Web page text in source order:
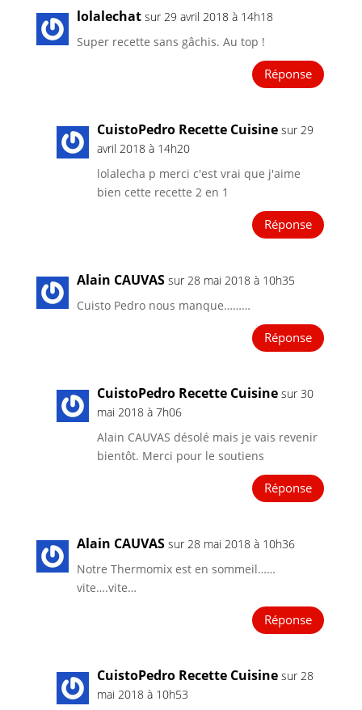
lolalechat sur 29 avril 2018 à 14h18
Super recette sans gâchis. Au top !
Réponse
CuistoPedro Recette Cuisine sur 29
avril 2018 à 14h20
lolalecha p merci c'est vrai que j'aime
bien cette recette 2 en 1
Réponse
Alain CAUVAS sur 28 mai 2018 à 10h35
Cuisto Pedro nous manque………
Réponse
CuistoPedro Recette Cuisine sur 30
mai 2018 à 7h06
Alain CAUVAS désolé mais je vais revenir
bientôt. Merci pour le soutiens
Réponse
Alain CAUVAS sur 28 mai 2018 à 10h36
Notre Thermomix est en sommeil……
vite….vite…
Réponse
CuistoPedro Recette Cuisine sur 28
mai 2018 à 10h53